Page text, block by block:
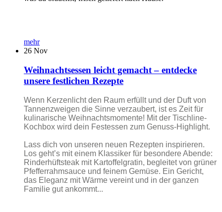
mehr
26 Nov
Weihnachtsessen leicht gemacht – entdecke
unsere festlichen Rezepte
Wenn Kerzenlicht den Raum erfüllt und der Duft von
Tannenzweigen die Sinne verzaubert, ist es Zeit für
kulinarische Weihnachtsmomente! Mit der Tischline-
Kochbox wird dein Festessen zum Genuss-Highlight.
Lass dich von unseren neuen Rezepten inspirieren.
Los geht’s mit einem Klassiker für besondere Abende:
Rinderhüftsteak mit Kartoffelgratin, begleitet von grüner
Pfefferrahmsauce und feinem Gemüse. Ein Gericht,
das Eleganz mit Wärme vereint und in der ganzen
Familie gut ankommt...